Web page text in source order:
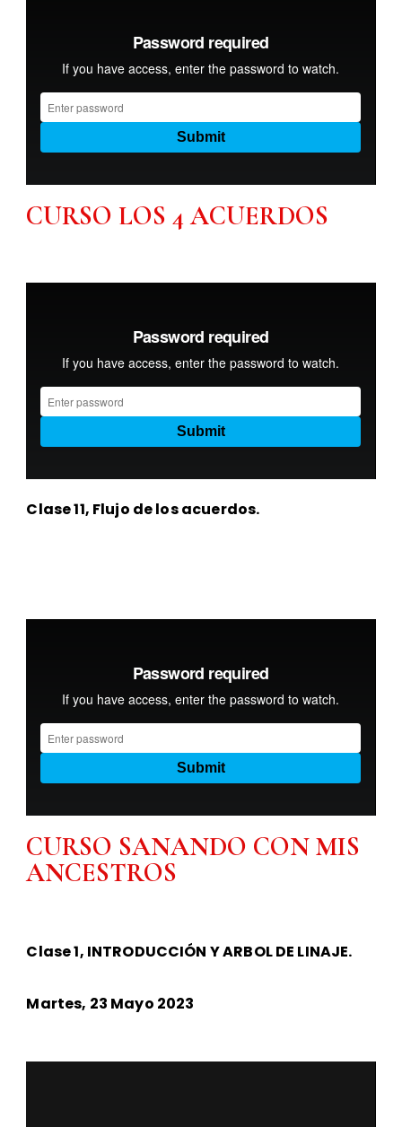
CURSO LOS 4 ACUERDOS
Clase 11, Flujo de los acuerdos.
CURSO SANANDO CON MIS
ANCESTROS
Clase 1, INTRODUCCIÓN Y ARBOL DE LINAJE.
Martes, 23 Mayo 2023